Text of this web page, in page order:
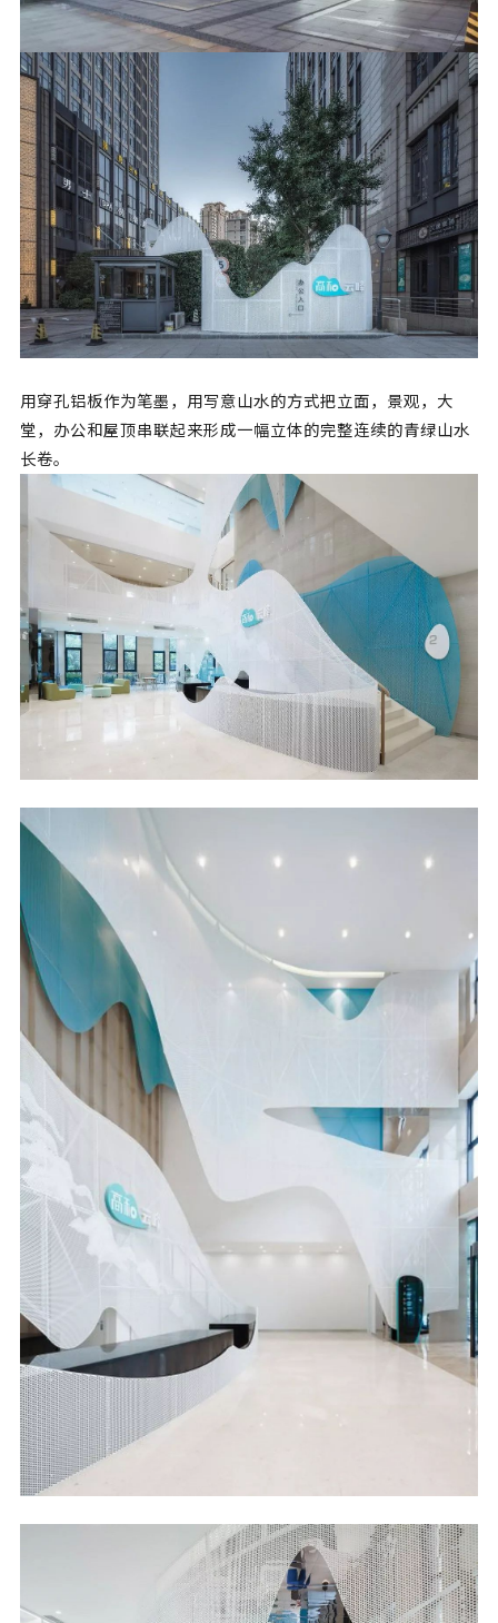
用穿孔铝板作为笔墨，用写意山水的方式把立面，景观，大
堂，办公和屋顶串联起来形成一幅立体的完整连续的青绿山水
长卷。